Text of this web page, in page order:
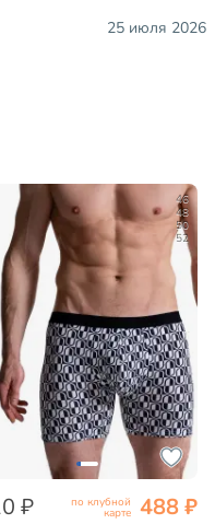
25 июля 2026
46
48
50
52
₽ по клубной
карте 488 ₽